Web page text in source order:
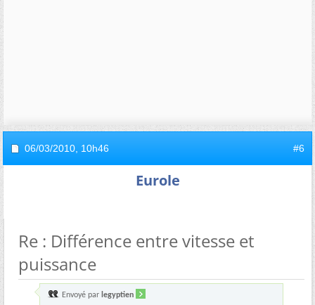
06/03/2010, 10h46 #6
Eurole
Re : Différence entre vitesse et
puissance
Envoyé par legyptien